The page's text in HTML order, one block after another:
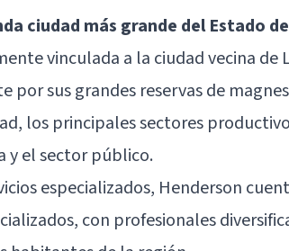
ciudad más grande del Estado
vinculada a la ciudad vecina de
por sus grandes reservas de
los principales sectores
y el sector público.
especializados, Henderson
con profesionales